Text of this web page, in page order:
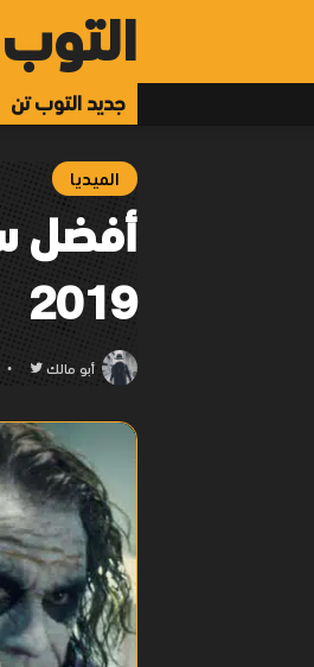
جديد التوب تن
الميديا
أفضل
2019
أبو مالك
تابع
تويتر